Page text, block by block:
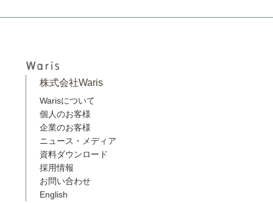
株式会社Waris
Warisについて
個人のお客様
企業のお客様
ニュース・メディア
資料ダウンロード
採用情報
お問い合わせ
English